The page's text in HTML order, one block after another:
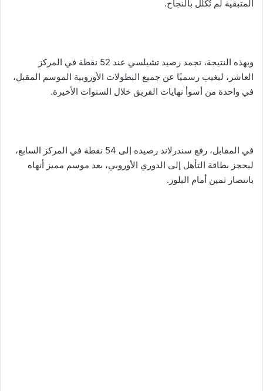
المتبقية لم تُكلل بالنجاح.
وبهذه النتيجة، تجمد رصيد تشيلسي عند 52 نقطة في المركز
العاشر، ليغيب رسميًا عن جميع البطولات الأوروبية الموسم المقبل،
في واحدة من أسوأ نهايات الفريق خلال السنوات الأخيرة.
في المقابل، رفع سندرلاند رصيده إلى 54 نقطة في المركز السابع،
ليحجز بطاقة التأهل إلى الدوري الأوروبي، بعد موسم مميز أنهاه
بانتصار ثمين أمام البلوز.